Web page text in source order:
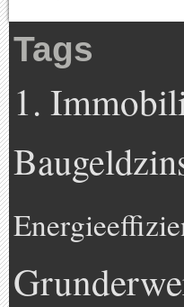
Tags
1.